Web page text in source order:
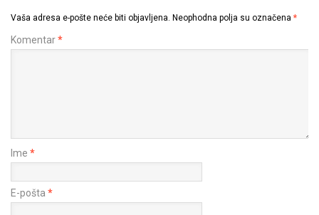
Vaša adresa e-pošte neće biti objavljena. Neophodna polja su označena *
Komentar*
Ime *
E-pošta *